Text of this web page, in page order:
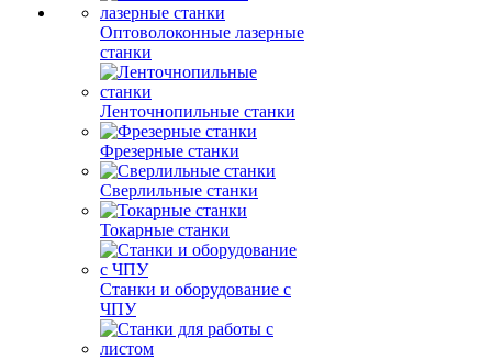
Оптоволоконные лазерные
станки
Ленточнопильные станки
Фрезерные станки
Сверлильные станки
Токарные станки
Станки и оборудование с
ЧПУ